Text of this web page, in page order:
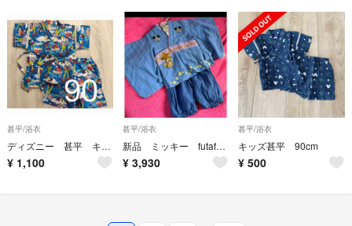
甚平/浴衣
ディズニー 甚平 キッズ 90サイズ
¥ 1,100
甚平/浴衣
新品 ミッキー futafuta 浴衣 七夕 ディズニー ゆかた風 セットアップ
¥ 3,930
甚平/浴衣
キッズ甚平 90cm
¥ 500